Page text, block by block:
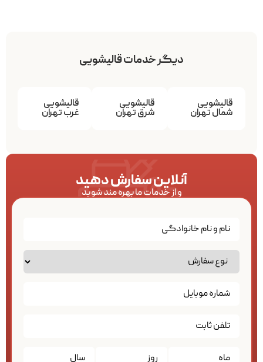
دیگر خدمات قالیشویی
قالیشویی
شمال تهران
قالیشویی
شرق تهران
قالیشویی
غرب تهران
آنلاین سفارش دهید
و از خدمات ما بهره مند شوید
تاریخ*